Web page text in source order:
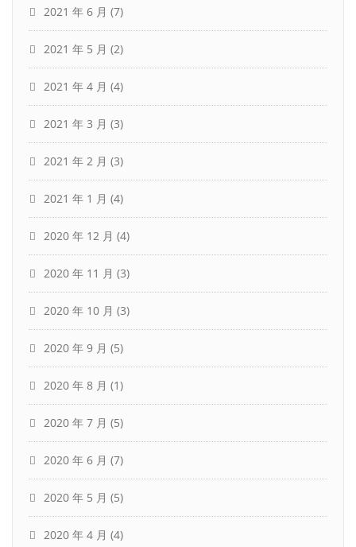
2021 年 6 月 (7)
2021 年 5 月 (2)
2021 年 4 月 (4)
2021 年 3 月 (3)
2021 年 2 月 (3)
2021 年 1 月 (4)
2020 年 12 月 (4)
2020 年 11 月 (3)
2020 年 10 月 (3)
2020 年 9 月 (5)
2020 年 8 月 (1)
2020 年 7 月 (5)
2020 年 6 月 (7)
2020 年 5 月 (5)
2020 年 4 月 (4)